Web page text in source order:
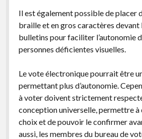
Il est également possible de placer
braille et en gros caractères devant
bulletins pour faciliter l’autonomie
personnes déficientes visuelles.
Le vote électronique pourrait être
permettant plus d’autonomie.
à voter doivent strictement
conception universelle, permettre à
choix et de pouvoir le confirmer
aussi, les membres du bureau de